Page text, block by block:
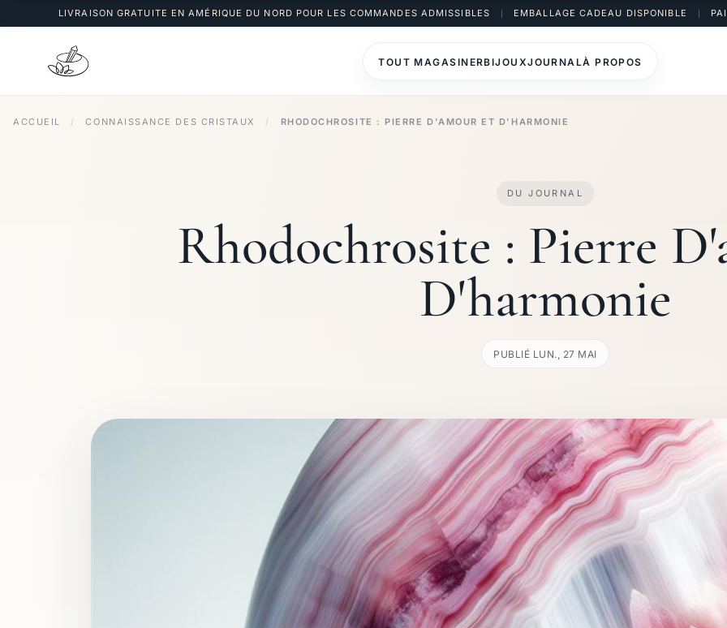
LIVRAISON GRATUITE EN AMÉRIQUE DU NORD POUR LES COMMANDES ADMISSIBLES EMBALLAGE CADEAU DISPONIBLE
TOUT MAGASINERBIJOUXJOURNALÀ PROPOS
ACCUEIL / CONNAISSANCE DES CRISTAUX / RHODOCHROSITE : PIERRE D'AMOUR ET D'HARMONIE
DU JOURNAL
Rhodochrosite : Pierre
D'harmonie
PUBLIÉ LUN., 27 MAI